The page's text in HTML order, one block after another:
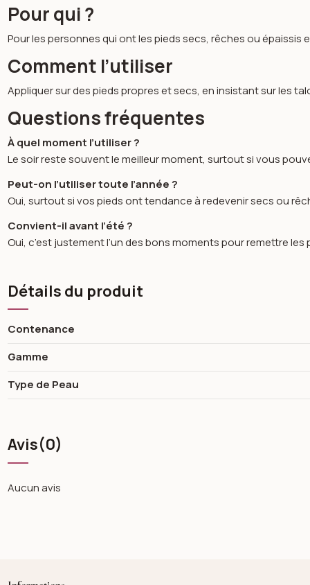
Pour qui ?
Pour les personnes qui ont les pieds secs, rêches ou
Comment l’utiliser
Appliquer sur des pieds propres et secs, en insistant sur les
Questions fréquentes
À quel moment l’utiliser ?
Le soir reste souvent le meilleur moment, surtout si vous
Peut-on l’utiliser toute l’année ?
Oui, surtout si vos pieds ont tendance à redevenir secs ou
Convient-il avant l’été ?
Oui, c’est justement l’un des bons moments pour remettre
Détails du produit
Contenance
Gamme
Type de Peau
Avis(0)
Aucun avis